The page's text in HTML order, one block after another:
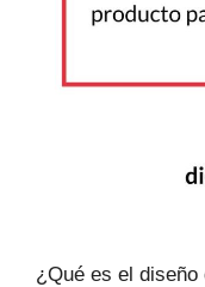
¿Qué es el